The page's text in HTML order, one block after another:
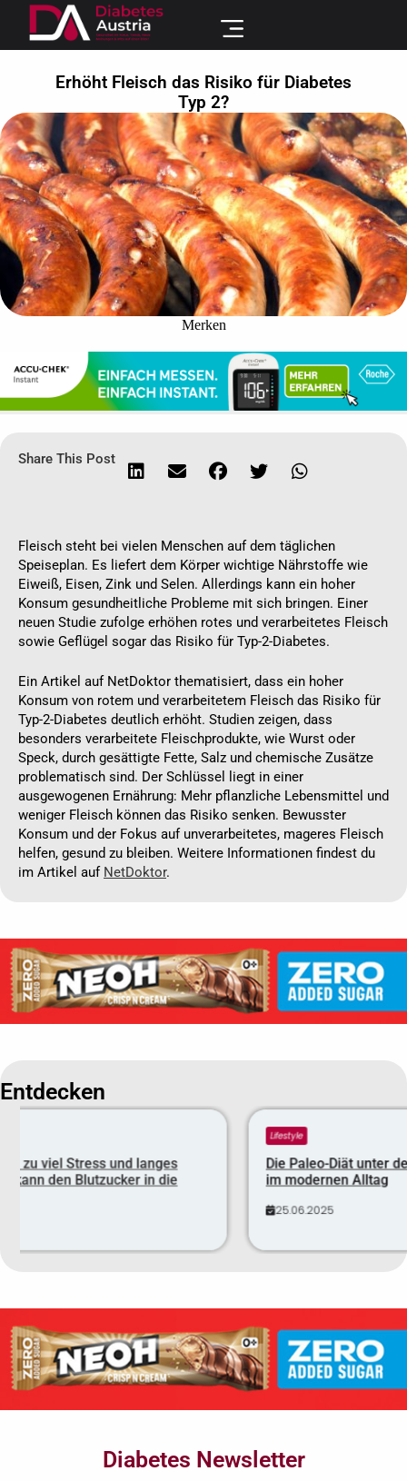
Erhöht Fleisch das Risiko für Diabetes
Typ 2?
Merken
Share This Post
Fleisch steht bei vielen Menschen auf dem täglichen
Speiseplan. Es liefert dem Körper wichtige Nährstoffe wie
Eiweiß, Eisen, Zink und Selen. Allerdings kann ein hoher
Konsum gesundheitliche Probleme mit sich bringen. Einer
neuen Studie zufolge erhöhen rotes und verarbeitetes Fleisch
sowie Geflügel sogar das Risiko für Typ-2-Diabetes.
Ein Artikel auf NetDoktor thematisiert, dass ein hoher
Konsum von rotem und verarbeitetem Fleisch das Risiko für
Typ-2-Diabetes deutlich erhöht. Studien zeigen, dass
besonders verarbeitete Fleischprodukte, wie Wurst oder
Speck, durch gesättigte Fette, Salz und chemische Zusätze
problematisch sind. Der Schlüssel liegt in einer
ausgewogenen Ernährung: Mehr pflanzliche Lebensmittel und
weniger Fleisch können das Risiko senken. Bewusster
Konsum und der Fokus auf unverarbeitetes, mageres Fleisch
helfen, gesund zu bleiben. Weitere Informationen findest du
im Artikel auf NetDoktor.
Entdecken
die
Die Paleo-Diät unter der Lupe – Steinzeitkost
im modernen Alltag
Diabetes Newsletter